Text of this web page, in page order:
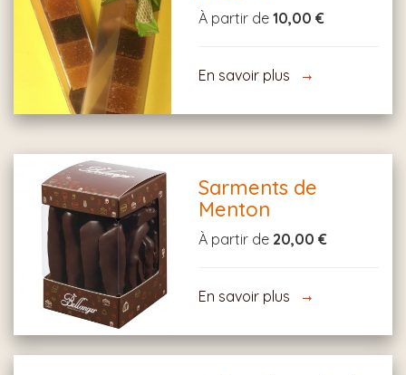
À partir de10,00 €
En savoir plus
Sarments de
Menton
À partir de 20,00 €
En savoir plus